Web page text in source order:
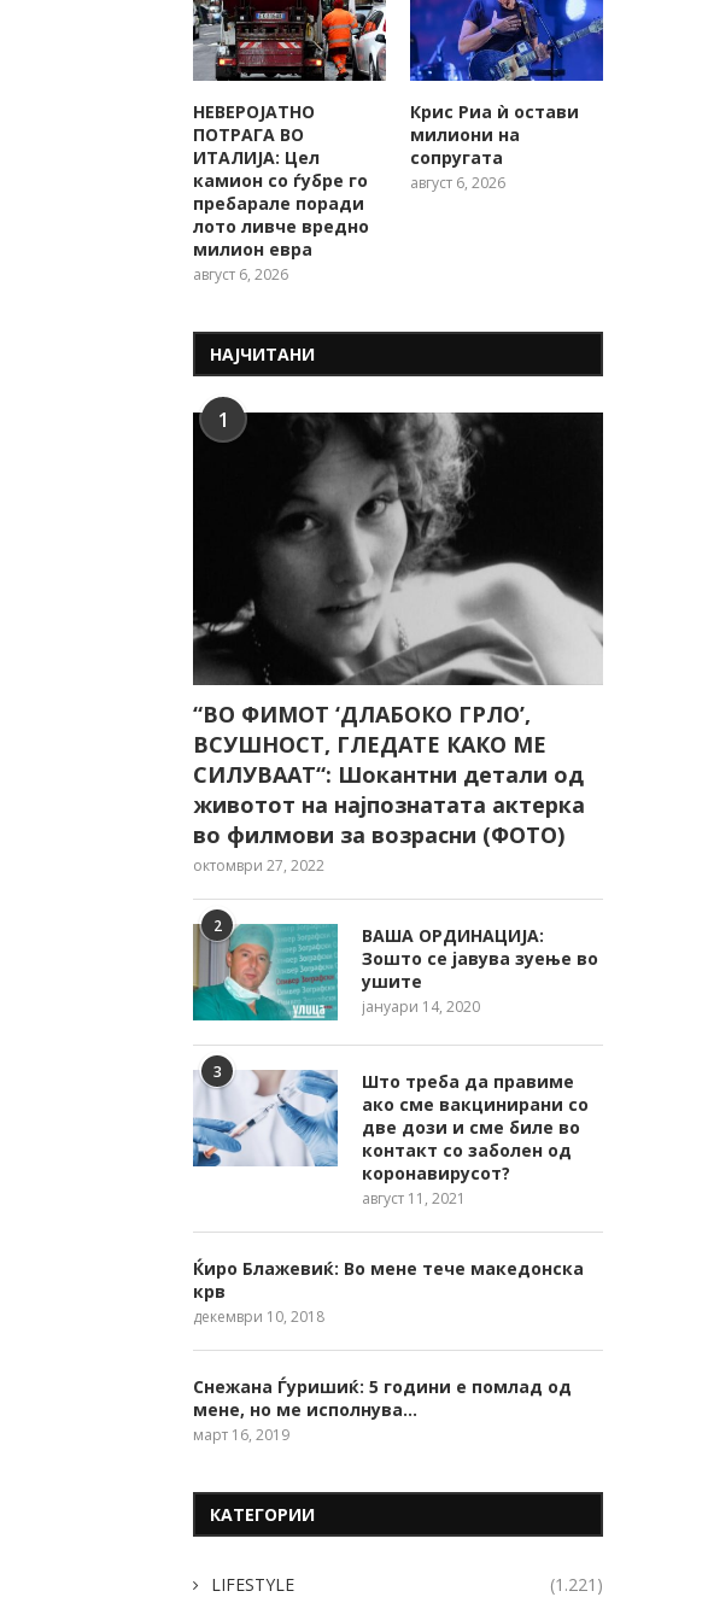
НЕВЕРОЈАТНО
ПОТРАГА ВО
ИТАЛИЈА: Цел
камион со ѓубре го
пребарале поради
лото ливче вредно
милион евра
август 6, 2026
Крис Риа ѝ остави
милиони на
сопругата
август 6, 2026
НАЈЧИТАНИ
1
“ВО ФИМОТ ‘ДЛАБОКО ГРЛО’,
ВСУШНОСТ, ГЛЕДАТЕ КАКО МЕ
СИЛУВААТ“: Шокантни детали од
животот на најпознатата актерка
во филмови за возрасни (ФОТО)
октомври 27, 2022
2
ВАША ОРДИНАЦИЈА:
Зошто се јавува зуење во
ушите
јануари 14, 2020
3
Што треба да правиме
ако сме вакцинирани со
две дози и сме биле во
контакт со заболен од
коронавирусот?
август 11, 2021
Ќиро Блажевиќ: Во мене тече македонска
крв
декември 10, 2018
Снежана Ѓуришиќ: 5 години е помлад од
мене, но ме исполнува…
март 16, 2019
КАТЕГОРИИ
LIFESTYLE (1.221)